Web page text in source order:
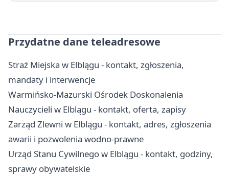
Przydatne dane teleadresowe
Straż Miejska w Elblągu - kontakt, zgłoszenia,
mandaty i interwencje
Warmińsko-Mazurski Ośrodek Doskonalenia
Nauczycieli w Elblągu - kontakt, oferta, zapisy
Zarząd Zlewni w Elblągu - kontakt, adres, zgłoszenia
awarii i pozwolenia wodno-prawne
Urząd Stanu Cywilnego w Elblągu - kontakt, godziny,
sprawy obywatelskie